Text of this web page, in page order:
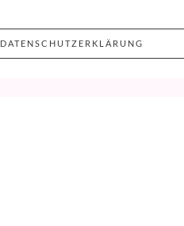
DATENSCHUTZERKLÄRUNG